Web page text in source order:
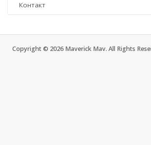
Контакт
Copyright © 2026 Maverick Mav. All Rights